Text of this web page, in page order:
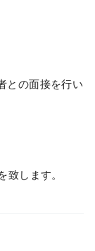
との面接を行い
致します。